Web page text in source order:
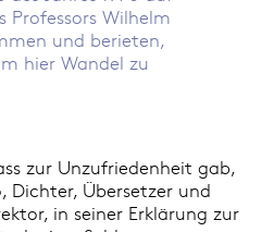
Professors Wilhelm
und berieten,
hier Wandel zu
zur Unzufriedenheit gab,
Dichter, Übersetzer und
in seiner Erklärung zur